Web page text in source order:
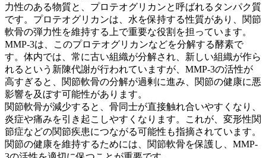
力性のある物質と、プロテオグリカンと呼ばれるタンパク質
です。 プロテオグリカンは、水を保持する性質があり、関節
軟骨の弾力性を維持する上で重要な役割を担っています。
MMP-3は、このプロテオグリカンなどを分解する酵素で
す。 体内では、常に古い組織が分解され、新しい組織が作ら
れるという新陳代謝が行われていますが、MMP-3の活性が
高すぎると、関節軟骨の分解が過剰に進み、関節の健康に悪
影響を及ぼす可能性があります。
関節軟骨が減少すると、骨同士が直接触れ合いやすくなり、
炎症や痛みを引き起こしやすくなります。
これが、変形性関
節症などの関節疾患につながる可能性も指摘されています。
関節の健康を維持するためには、関節軟骨を保護し、MMP-